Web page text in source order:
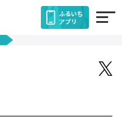
ふるいち
アプリ